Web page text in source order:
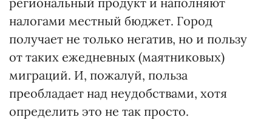
налогами местный бюджет. Город
получает не только негатив, но и пользу
от таких ежедневных (маятниковых)
миграций. И, пожалуй, польза
преобладает над неудобствами, хотя
определить это не так просто.